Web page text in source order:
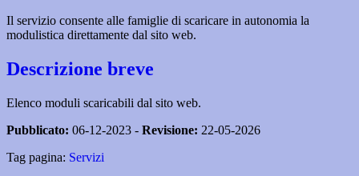
Il servizio consente alle famiglie di scaricare in autonomia la
modulistica direttamente dal sito web.
Descrizione breve
Elenco moduli scaricabili dal sito web.
Pubblicato: 06-12-2023 - Revisione: 22-05-2026
Tag pagina: Servizi